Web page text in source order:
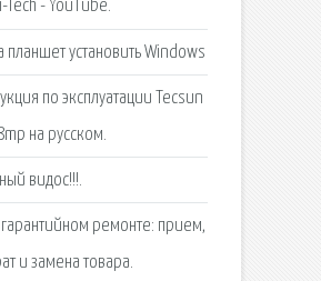
Tech - YouTube.
планшет установить Windows
по эксплуатации Tecsun
на русском.
видос!!!.
гарантийном ремонте: прием,
и замена товара.